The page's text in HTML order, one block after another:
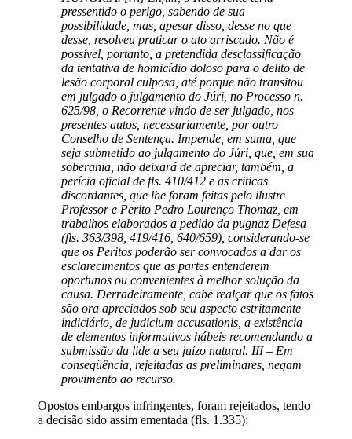
pressentido o perigo, sabendo de sua
possibilidade, mas, apesar disso, desse no que
desse, resolveu praticar o ato arriscado. Não é
possível, portanto, a pretendida desclassificação
da tentativa de homicídio doloso para o delito de
lesão corporal culposa, até porque não transitou
em julgado o julgamento do Júri, no Processo n.
625/98, o Recorrente vindo de ser julgado, nos
presentes autos, necessariamente, por outro
Conselho de Sentença. Impende, em suma, que
seja submetido ao julgamento do Júri, que, em sua
soberania, não deixará de apreciar, também, a
perícia oficial de fls. 410/412 e as criticas
discordantes, que lhe foram feitas pelo ilustre
Professor e Perito Pedro Lourenço Thomaz, em
trabalhos elaborados a pedido da pugnaz Defesa
(fls. 363/398, 419/416, 640/659), considerando-se
que os Peritos poderão ser convocados a dar os
esclarecimentos que as partes entenderem
oportunos ou convenientes à melhor solução da
causa. Derradeiramente, cabe realçar que os fatos
são ora apreciados sob seu aspecto estritamente
indiciário, de judicium accusationis, a existência
de elementos informativos hábeis recomendando a
submissão da lide a seu juízo natural. III – Em
conseqüência, rejeitadas as preliminares, negam
provimento ao recurso.
Opostos embargos infringentes, foram rejeitados, tendo
a decisão sido assim ementada (fls. 1.335):